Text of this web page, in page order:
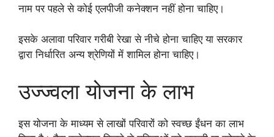
नाम पर पहले से कोई एलपीजी कनेक्शन नहीं होना चाहिए।
इसके अलावा परिवार गरीबी रेखा से नीचे होना चाहिए या सरकार
द्वारा निर्धारित अन्य श्रेणियों में शामिल होना चाहिए।
उज्ज्वला योजना के लाभ
इस योजना के माध्यम से लाखों परिवारों को स्वच्छ ईंधन का लाभ